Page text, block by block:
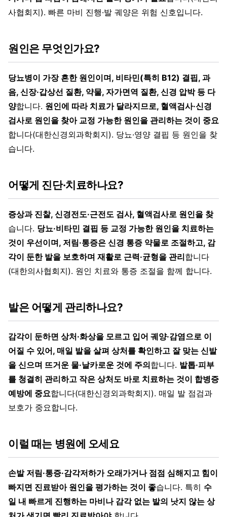
사협회지). 빠른 마비 진행·발 궤양은 위험 신호입니다.
원인은 무엇인가요?
당뇨병이 가장 흔한 원인이며, 비타민(특히 B12) 결핍, 과
음, 신장·갑상선 질환, 약물, 자가면역 질환, 신경 압박 등 다
양합니다. 원인에 따라 치료가 달라지므로, 혈액검사·신경
검사로 원인을 찾아 교정 가능한 원인을 관리하는 것이 중요
합니다(대한신경외과학회지). 당뇨·영양 결핍 등 원인을 찾
습니다.
어떻게 진단·치료하나요?
증상과 진찰, 신경전도·근전도 검사, 혈액검사로 원인을 찾
습니다. 당뇨·비타민 결핍 등 교정 가능한 원인을 치료하는
것이 우선이며, 저림·통증은 신경 통증 약물로 조절하고, 감
각이 둔한 발을 보호하며 재활로 근력·균형을 관리합니다
(대한의사협회지). 원인 치료와 통증 조절을 함께 합니다.
발은 어떻게 관리하나요?
감각이 둔하면 상처·화상을 모르고 입어 궤양·감염으로 이
어질 수 있어, 매일 발을 살펴 상처를 확인하고 잘 맞는 신발
을 신으며 뜨거운 물·날카로운 것에 주의합니다. 발톱·피부
를 청결히 관리하고 작은 상처도 바로 치료하는 것이 합병증
예방에 중요합니다(대한신경외과학회지). 매일 발 점검과
보호가 중요합니다.
이럴 때는 병원에 오세요
손발 저림·통증·감각저하가 오래가거나 점점 심해지고 힘이
빠지면 진료받아 원인을 평가하는 것이 좋습니다. 특히 수
일 내 빠르게 진행하는 마비나 감각 없는 발의 낫지 않는 상